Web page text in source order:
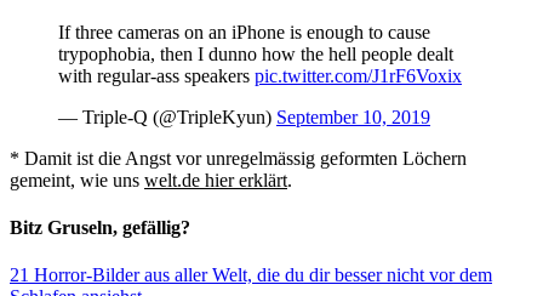
If three cameras on an iPhone is enough to cause
trypophobia, then I dunno how the hell people dealt
with regular-ass speakers pic.twitter.com/J1rF6Voxix
— Triple-Q (@TripleKyun) September 10, 2019
* Damit ist die Angst vor unregelmässig geformten Löchern
gemeint, wie uns welt.de hier erklärt.
Bitz Gruseln, gefällig?
21 Horror-Bilder aus aller Welt, die du dir besser nicht vor dem